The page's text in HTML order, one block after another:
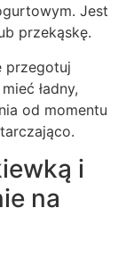
Jest
przekąskę.
przegotuj
ładny,
od momentu
i
na